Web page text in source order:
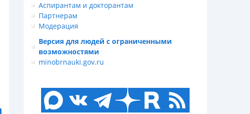
Аспирантам и докторантам
Партнерам
Модерация
Версия для людей с ограниченными
возможностями
minobrnauki.gov.ru